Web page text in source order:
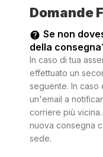
Domande
Se non
della
In caso di tua
effettuato un
seguente. In caso
un'email a
corriere più
nuova consegna
sede.